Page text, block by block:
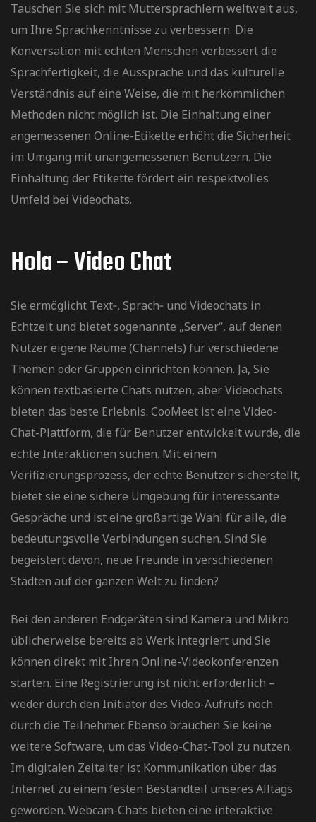
Tauschen Sie sich mit Muttersprachlern weltweit aus,
um Ihre Sprachkenntnisse zu verbessern. Die
Konversation mit echten Menschen verbessert die
Sprachfertigkeit, die Aussprache und das kulturelle
Verständnis auf eine Weise, die mit herkömmlichen
Methoden nicht möglich ist. Die Einhaltung einer
angemessenen Online-Etikette erhöht die Sicherheit
im Umgang mit unangemessenen Benutzern. Die
Einhaltung der Etikette fördert ein respektvolles
Umfeld bei Videochats.
Hola – Video Chat
Sie ermöglicht Text‑, Sprach‑ und Videochats in
Echtzeit und bietet sogenannte „Server“, auf denen
Nutzer eigene Räume (Channels) für verschiedene
Themen oder Gruppen einrichten können. Ja, Sie
können textbasierte Chats nutzen, aber Videochats
bieten das beste Erlebnis. CooMeet ist eine Video-
Chat-Plattform, die für Benutzer entwickelt wurde, die
echte Interaktionen suchen. Mit einem
Verifizierungsprozess, der echte Benutzer sicherstellt,
bietet sie eine sichere Umgebung für interessante
Gespräche und ist eine großartige Wahl für alle, die
bedeutungsvolle Verbindungen suchen. Sind Sie
begeistert davon, neue Freunde in verschiedenen
Städten auf der ganzen Welt zu finden?
Bei den anderen Endgeräten sind Kamera und Mikro
üblicherweise bereits ab Werk integriert und Sie
können direkt mit Ihren Online-Videokonferenzen
starten. Eine Registrierung ist nicht erforderlich –
weder durch den Initiator des Video-Aufrufs noch
durch die Teilnehmer. Ebenso brauchen Sie keine
weitere Software, um das Video-Chat-Tool zu nutzen.
Im digitalen Zeitalter ist Kommunikation über das
Internet zu einem festen Bestandteil unseres Alltags
geworden. Webcam-Chats bieten eine interaktive